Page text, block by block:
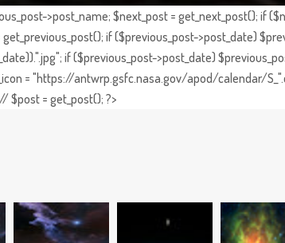
>post_name; $next_post = get_next_post(); if
if ($previous_post->post_date)
if ($previous_post->post_date)
= "https://antwrp.gsfc.nasa.gov/apod/calendar/
$post = get_post(); ?>